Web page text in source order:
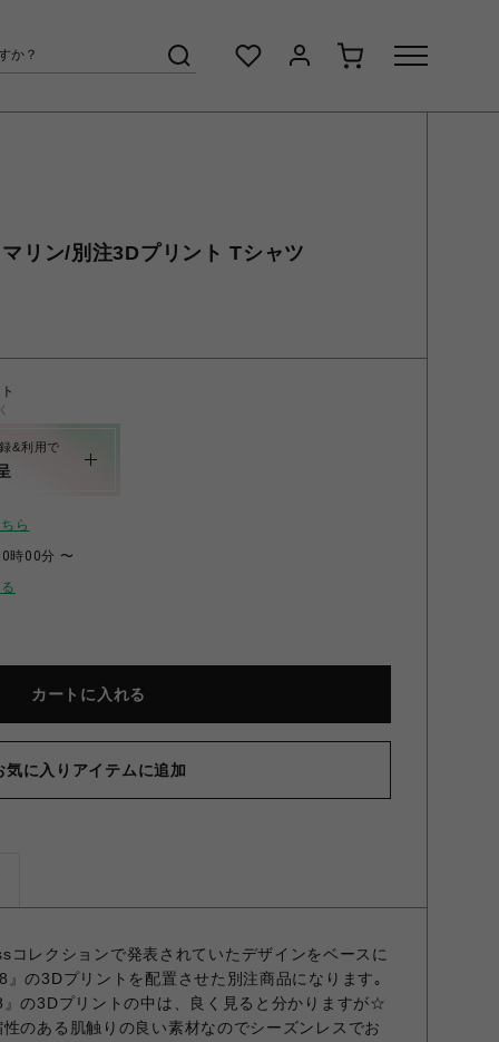
リン/別注3Dプリント Tシャツ
&利用で
ら
時00分 〜
カートに入れる
気に入りアイテムに追加
コレクションで発表されていたデザインをベースに
』の3Dプリントを配置させた別注商品になります｡
の3Dプリントの中は、良く見ると分かりますが☆
のある肌触りの良い素材なのでシーズンレスでお